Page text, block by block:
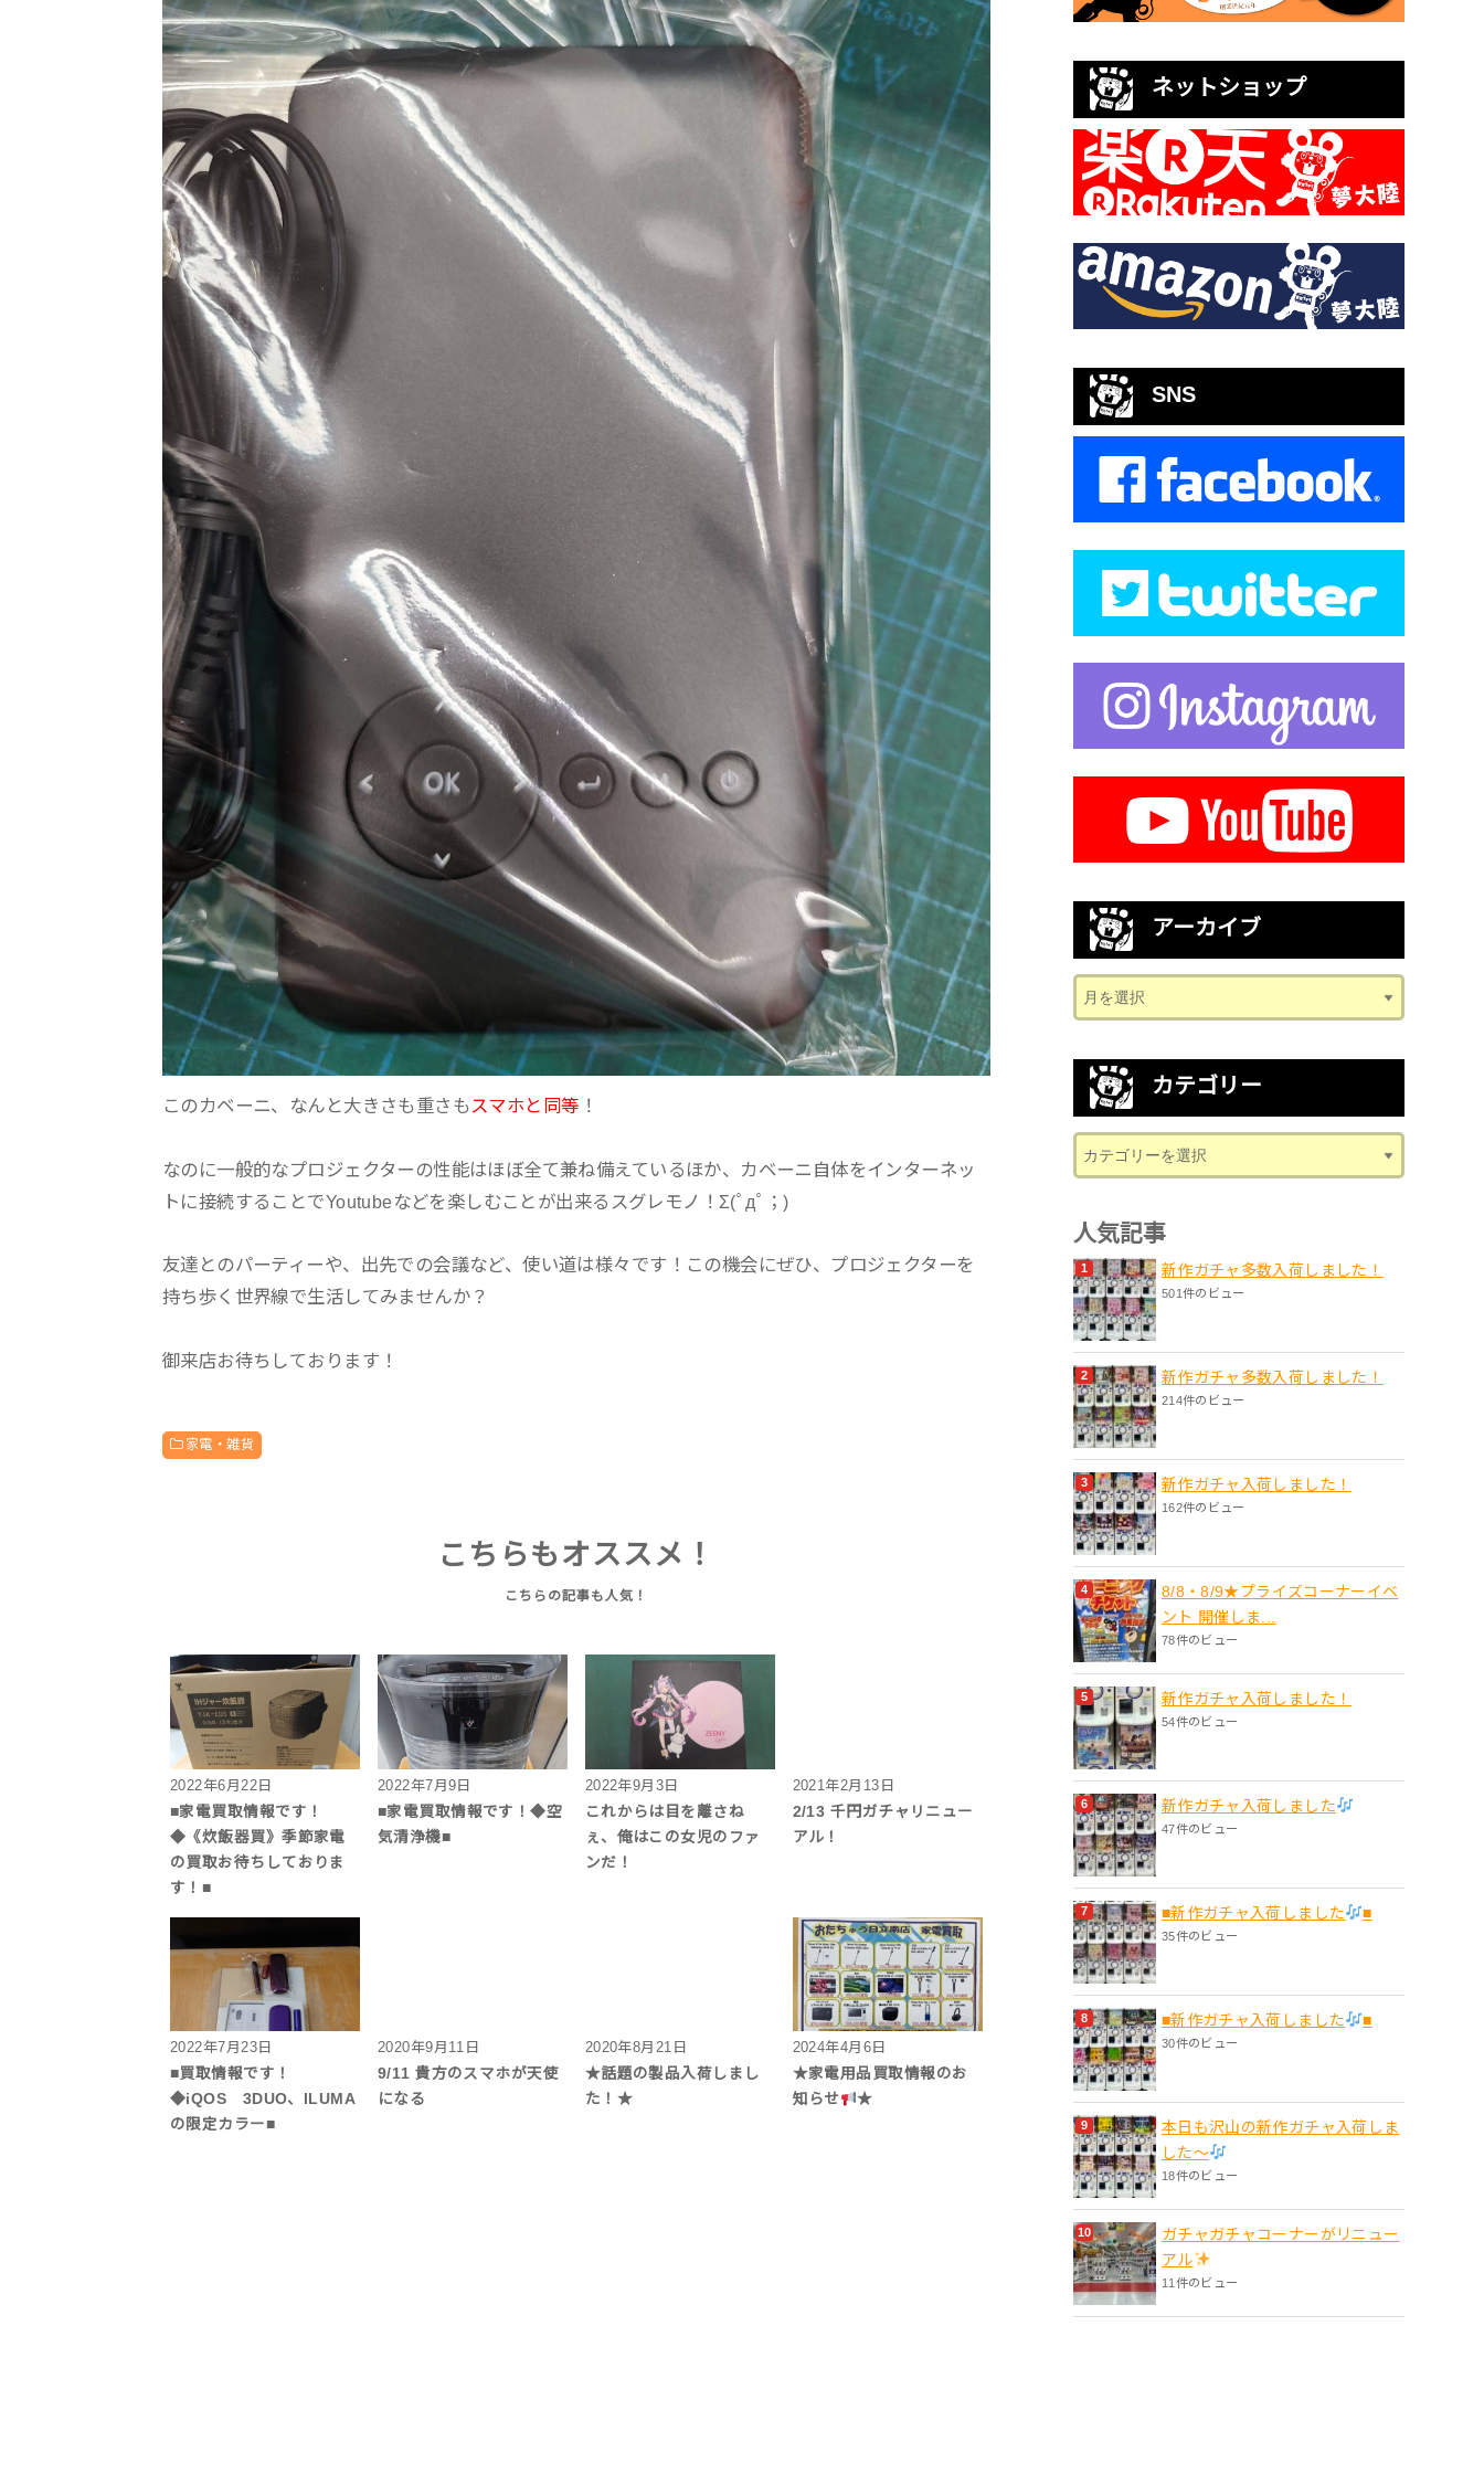
このカベーニ、なんと大きさも重さも スマホと同等 ！
なのに一般的なプロジェクターの性能はほぼ全て兼ね備えているほか、カベーニ自体をインターネッ
トに接続することでYoutubeなどを楽しむことが出来るスグレモノ！Σ(ﾟдﾟ；)
友達とのパーティーや、出先での会議など、使い道は様々です！この機会にぜひ、プロジェクターを
持ち歩く世界線で生活してみませんか？
御来店お待ちしております！
家電・雑貨
こちらもオススメ！
2022年6月22日
■家電買取情報です！
◆《炊飯器買》季節家電
の買取お待ちしておりま
す！■
2022年7月9日
■家電買取情報です！◆空
気清浄機■
2022年9月3日
これからは目を離さね
ぇ、俺はこの女児のファ
ンだ！
2021年2月13日
2/13 千円ガチャリニュー
アル！
2022年7月23日
■買取情報です！
◆iQOS 3DUO、ILUMA
の限定カラー■
2020年9月11日
9/11 貴方のスマホが天使
になる
2020年8月21日
★話題の製品入荷しまし
た！★
2024年4月6日
★家電用品買取情報のお
知らせ
★
ネットショップ
SNS
アーカイブ
カテゴリー
人気記事
新作ガチャ多数入荷しました！
501件のビュー
新作ガチャ多数入荷しました！
214件のビュー
新作ガチャ入荷しました！
162件のビュー
8/8・8/9★プライズコーナーイベ
ント 開催しま...
78件のビュー
新作ガチャ入荷しました！
54件のビュー
新作ガチャ入荷しました
47件のビュー
■新作ガチャ入荷しました ■
35件のビュー
■新作ガチャ入荷しました ■
30件のビュー
本日も沢山の新作ガチャ入荷しま
した〜
18件のビュー
ガチャガチャコーナーがリニュー
アル
11件のビュー